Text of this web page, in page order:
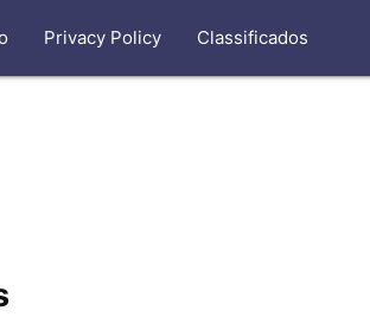
Privacy Policy Classificados